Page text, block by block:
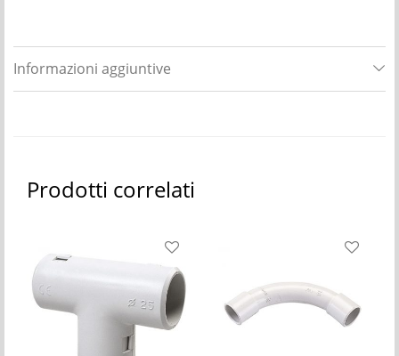
Informazioni aggiuntive
Prodotti correlati